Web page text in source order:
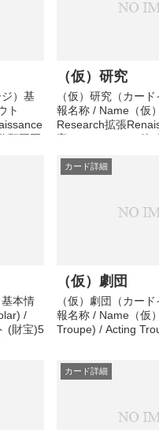
ジ）基
ト
類王国
（仮）研究
（仮）研究（カー
報名称 / Name（仮
Research拡張
宝)4コスト (その他)
備中
基本情
/
(財宝)5
ショ
カード詳細
（仮）劇団
（仮）劇団（カー
報名称 / Name（仮
Troupe) / Acting
Renaissanceコスト
中その他メモ準備中
カード詳細